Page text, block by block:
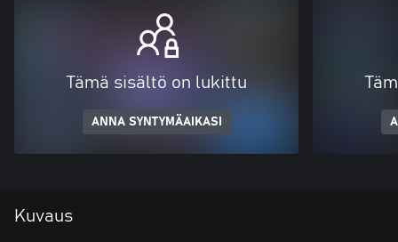
Tämä sisältö on lukittu
ANNA SYNTYMÄAIKASI
Kuvaus